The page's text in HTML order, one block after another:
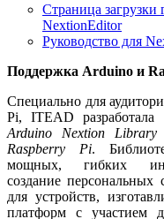
Страница загрузки
NextionEditor
Руководство для
Поддержка Arduino и
Специально для
Pi, ITEAD разработала
Arduino Nextion Library
Raspberry Pi.
мощных, гибких
создание персональных
для устройств,
платформ с участием